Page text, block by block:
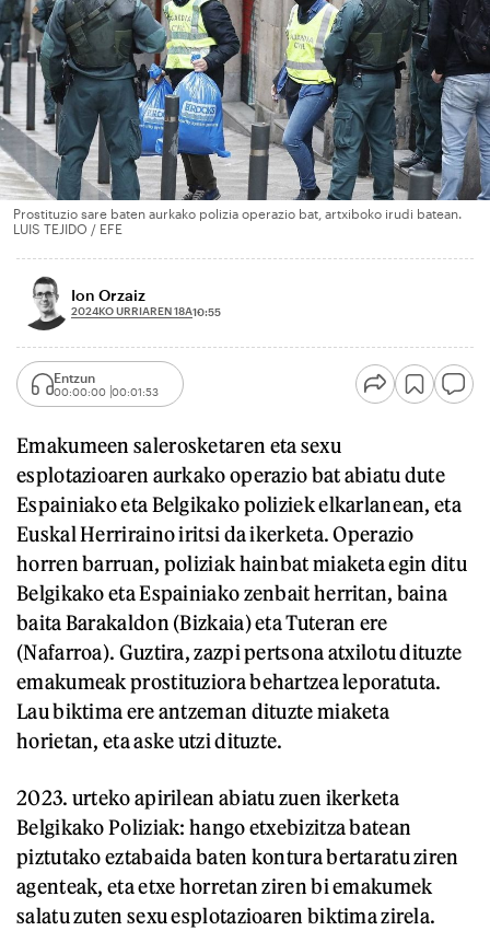
Prostituzio sare baten aurkako polizia operazio bat, artxiboko irudi batean.
LUIS TEJIDO / EFE
Ion Orzaiz
2024KO URRIAREN 18A10:55
Entzun
00:00:00 00:01:53
Emakumeen salerosketaren eta sexu
esplotazioaren aurkako operazio bat abiatu dute
Espainiako eta Belgikako poliziek elkarlanean, eta
Euskal Herriraino iritsi da ikerketa. Operazio
horren barruan, poliziak hainbat miaketa egin ditu
Belgikako eta Espainiako zenbait herritan, baina
baita Barakaldon (Bizkaia) eta Tuteran ere
(Nafarroa). Guztira, zazpi pertsona atxilotu dituzte
emakumeak prostituziora behartzea leporatuta.
Lau biktima ere antzeman dituzte miaketa
horietan, eta aske utzi dituzte.
2023. urteko apirilean abiatu zuen ikerketa
Belgikako Poliziak: hango etxebizitza batean
piztutako eztabaida baten kontura bertaratu ziren
agenteak, eta etxe horretan ziren bi emakumek
salatu zuten sexu esplotazioaren biktima zirela.